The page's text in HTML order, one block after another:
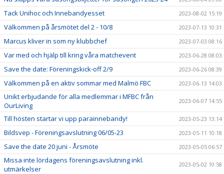
Tack Unihoc och Innebandyesset 2023-08-02 15:19
Välkommen på årsmötet del 2 - 10/8 2023-07-13 10:31
Marcus kliver in som ny klubbchef 2023-07-03 08:16
Var med och hjälp till kring våra matchevent 2023-06-28 08:03
Save the date: Föreningskick-off 2/9 2023-06-26 08:39
Välkommen på en aktiv sommar med Malmö FBC 2023-06-13 14:03
Unikt erbjudande för alla medlemmar i MFBC från
OurLiving
2023-06-07 14:55
Till hösten startar vi upp parainnebandy! 2023-05-23 13:14
Bildsvep - Föreningsavslutning 06/05-23 2023-05-11 10:18
Save the date 20 juni - Årsmöte 2023-05-05 06:57
Missa inte lördagens föreningsavslutning inkl.
utmärkelser
2023-05-02 10:58